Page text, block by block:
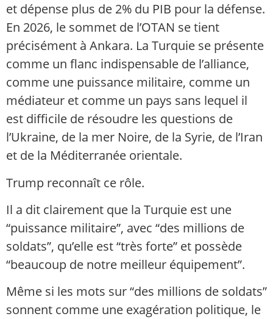
et dépense plus de 2% du PIB pour la défense.
En 2026, le sommet de l’OTAN se tient
précisément à Ankara. La Turquie se présente
comme un flanc indispensable de l’alliance,
comme une puissance militaire, comme un
médiateur et comme un pays sans lequel il
est difficile de résoudre les questions de
l’Ukraine, de la mer Noire, de la Syrie, de l’Iran
et de la Méditerranée orientale.
Trump reconnaît ce rôle.
Il a dit clairement que la Turquie est une
“puissance militaire”, avec “des millions de
soldats”, qu’elle est “très forte” et possède
“beaucoup de notre meilleur équipement”.
Même si les mots sur “des millions de soldats”
sonnent comme une exagération politique, le